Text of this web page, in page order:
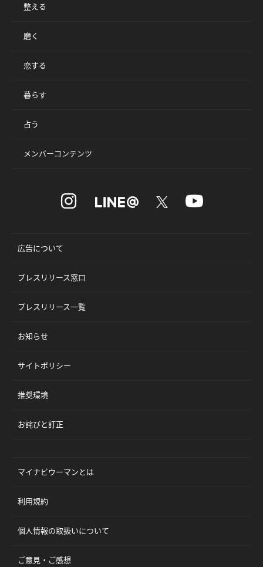
整える
磨く
恋する
暮らす
占う
メンバーコンテンツ
広告について
プレスリリース窓口
プレスリリース一覧
お知らせ
サイトポリシー
推奨環境
お詫びと訂正
マイナビウーマンとは
利用規約
個人情報の取扱いについて
ご意見・ご感想